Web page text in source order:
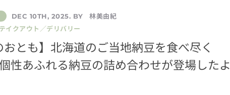
DEC 10TH, 2025. BY
林美由紀
イクアウト／デリバリー
おとも】北海道のご当地納豆を食べ尽く
性あふれる納豆の詰め合わせが登場したよ